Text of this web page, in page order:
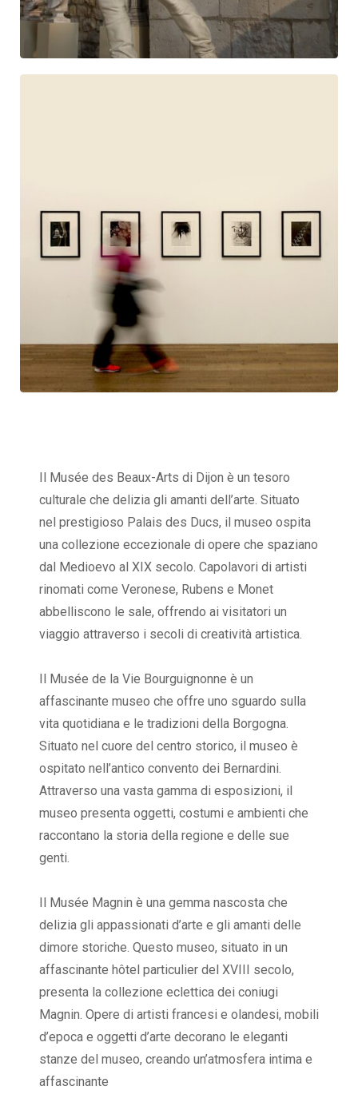
Il Musée des Beaux-Arts di Dijon è un tesoro
culturale che delizia gli amanti dell’arte. Situato
nel prestigioso Palais des Ducs, il museo ospita
una collezione eccezionale di opere che spaziano
dal Medioevo al XIX secolo. Capolavori di artisti
rinomati come Veronese, Rubens e Monet
abbelliscono le sale, offrendo ai visitatori un
viaggio attraverso i secoli di creatività artistica.
Il Musée de la Vie Bourguignonne è un
affascinante museo che offre uno sguardo sulla
vita quotidiana e le tradizioni della Borgogna.
Situato nel cuore del centro storico, il museo è
ospitato nell’antico convento dei Bernardini.
Attraverso una vasta gamma di esposizioni, il
museo presenta oggetti, costumi e ambienti che
raccontano la storia della regione e delle sue
genti.
Il Musée Magnin è una gemma nascosta che
delizia gli appassionati d’arte e gli amanti delle
dimore storiche. Questo museo, situato in un
affascinante hôtel particulier del XVIII secolo,
presenta la collezione eclettica dei coniugi
Magnin. Opere di artisti francesi e olandesi, mobili
d’epoca e oggetti d’arte decorano le eleganti
stanze del museo, creando un’atmosfera intima e
affascinante